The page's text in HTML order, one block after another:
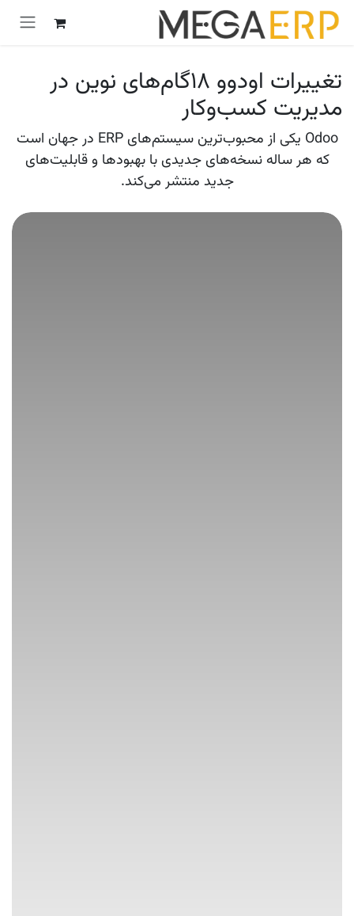
پرش به محتوا
تغییرات اودوو 18گام‌های نوین در
مدیریت کسب‌وکار
Odoo یکی از محبوب‌ترین سیستم‌های ERP در جهان است
که هر ساله نسخه‌های جدیدی با بهبودها و قابلیت‌های
جدید منتشر می‌کند.